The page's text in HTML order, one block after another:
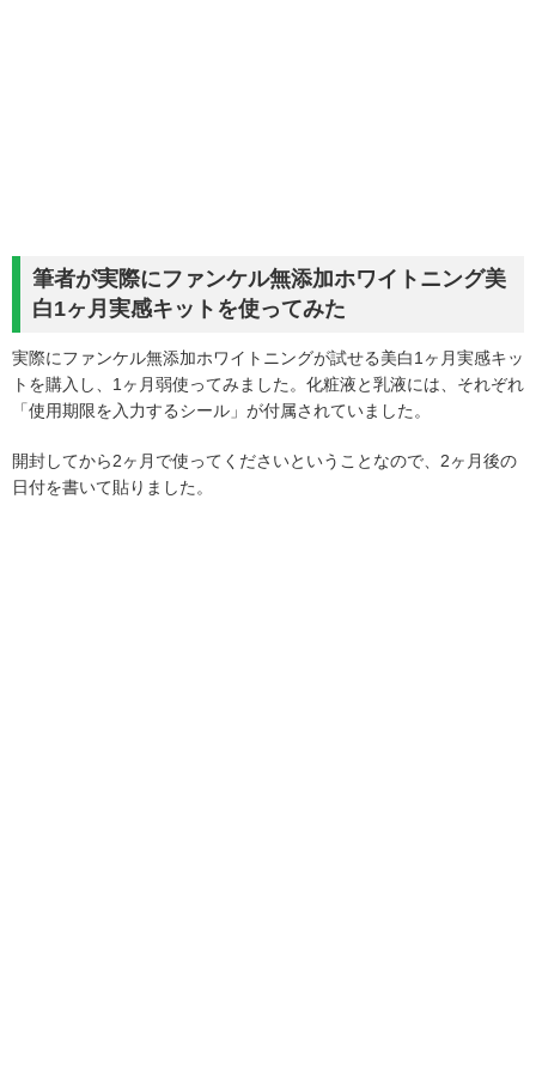
筆者が実際にファンケル無添加ホワイトニング美
白1ヶ月実感キットを使ってみた
実際にファンケル無添加ホワイトニングが試せる美白1ヶ月実感キッ
トを購入し、1ヶ月弱使ってみました。化粧液と乳液には、それぞれ
「使用期限を入力するシール」が付属されていました。
開封してから2ヶ月で使ってくださいということなので、2ヶ月後の
日付を書いて貼りました。